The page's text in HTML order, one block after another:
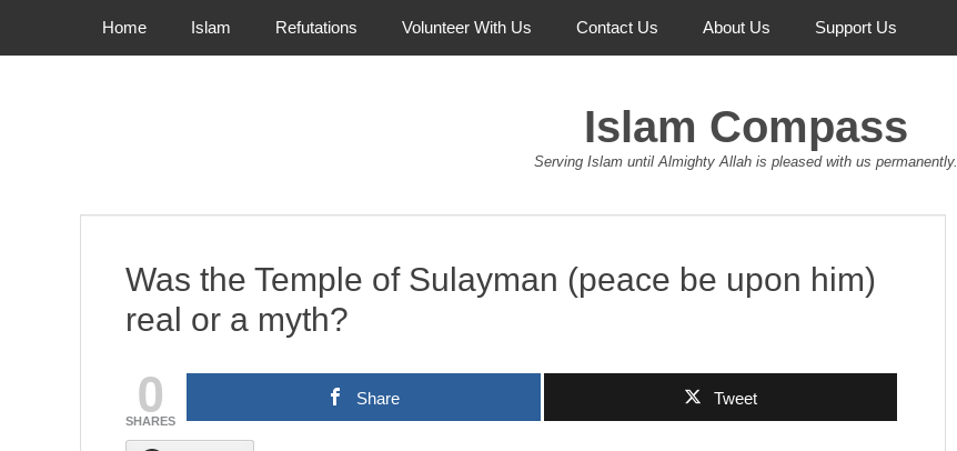
Primary Menu
Home Islam Refutations Volunteer With Us Contact Us About Us Support Us
Islam Compass
Serving Islam until Almighty Allah is pleased with us permanently.
Was the Temple of Sulayman (peace be upon him)
real or a myth?
0
SHARES
Share Tweet